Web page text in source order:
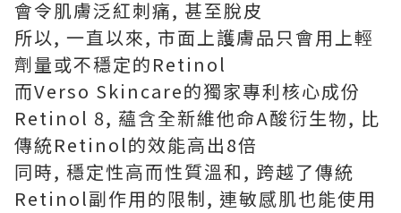
會令肌膚泛紅刺痛, 甚至脫皮
所以, 一直以來, 市面上護膚品只會用上輕
劑量或不穩定的Retinol
而Verso Skincare的獨家專利核心成份
Retinol 8, 蘊含全新維他命A酸衍生物, 比
傳統Retinol的效能高出8倍
同時, 穩定性高而性質溫和, 跨越了傳統
Retinol副作用的限制, 連敏感肌也能使用